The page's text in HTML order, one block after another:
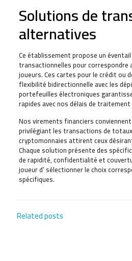
Solutions de
alternatives
Ce établissement propose un
transactionnelles pour correspondre
joueurs. Ces cartes pour le crédit ou
flexibilité bidirectionnelle avec les
portefeuilles électroniques
rapides avec nos délais de
Nos virements financiers
privilégiant les transactions de
cryptomonnaies attirent ceux
Chaque solution présente des
de rapidité, confidentialité et
joueur d’ sélectionner le choix
spécifiques.
Related posts